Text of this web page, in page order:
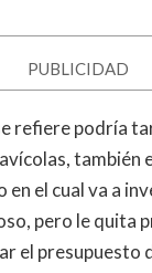
PUBLICIDAD
refiere podría
también
el cual va a
pero le quita
el